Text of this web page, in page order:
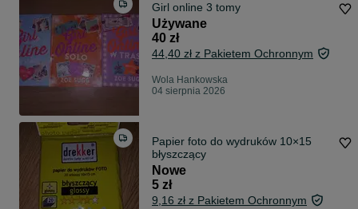
Girl online 3 tomy
Używane
40 zł
44,40 zł z Pakietem Ochronnym
Wola Hankowska
04 sierpnia 2026
Papier foto do wydruków 10×15
błyszczący
Nowe
5 zł
9,16 zł z Pakietem Ochronnym